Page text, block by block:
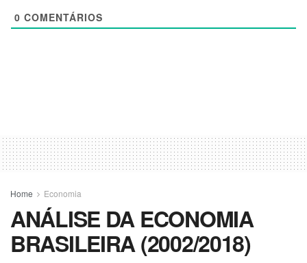
0 COMENTÁRIOS
Home Economia
ANÁLISE DA ECONOMIA
BRASILEIRA (2002/2018)